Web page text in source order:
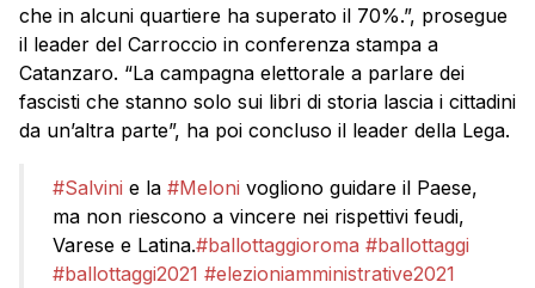
che in alcuni quartiere ha superato il 70%.”, prosegue
il leader del Carroccio in conferenza stampa a
Catanzaro. “La campagna elettorale a parlare dei
fascisti che stanno solo sui libri di storia lascia i cittadini
da un’altra parte”, ha poi concluso il leader della Lega.
#Salvini e la #Meloni vogliono guidare il Paese,
ma non riescono a vincere nei rispettivi feudi,
Varese e Latina.#ballottaggioroma #ballottaggi
#ballottaggi2021 #elezioniamministrative2021